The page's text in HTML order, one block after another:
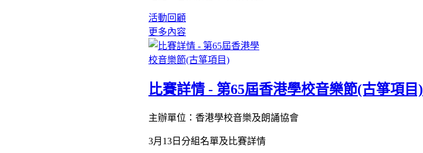
活動回顧
更多內容
比賽詳情 - 第65屆香港學校音樂節(古箏項目)
主辦單位：香港學校音樂及朗誦協會
3月13日分組名單及比賽詳情